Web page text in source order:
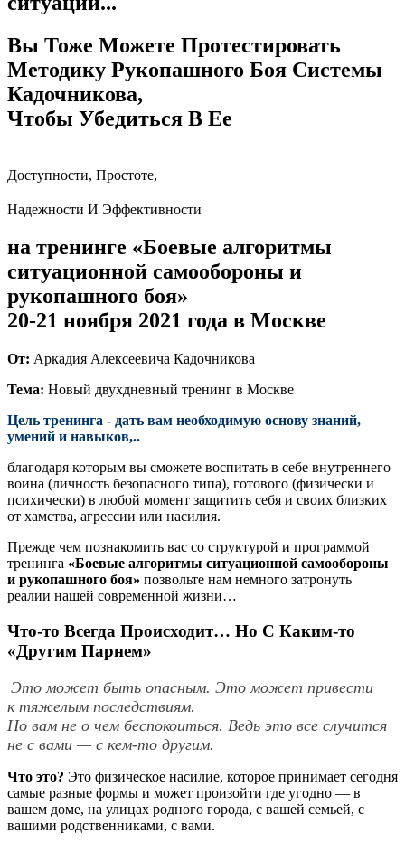
Вы Тоже Можете Протестировать
Методику Рукопашного Боя Системы
Кадочникова,
Чтобы Убедиться В Ее
Доступности, Простоте,
Надежности И Эффективности
на тренинге «Боевые алгоритмы
ситуационной самообороны и
рукопашного боя»
20-21 ноября 2021 года в Москве
От: Аркадия Алексеевича Кадочникова
Тема: Новый двухдневный тренинг в Москве
Цель тренинга - дать вам необходимую основу знаний,
умений и навыков,..
благодаря которым вы сможете воспитать в себе внутреннего
воина (личность безопасного типа), готового (физически и
психически) в любой момент защитить себя и своих близких
от хамства, агрессии или насилия.
Прежде чем познакомить вас со структурой и программой
тренинга «Боевые алгоритмы ситуационной самообороны
и рукопашного боя» позвольте нам немного затронуть
реалии нашей современной жизни…
Что-то Всегда Происходит… Но С Каким-то
«Другим Парнем»
Это может быть опасным. Это может привести
к тяжелым последствиям.
Но вам не о чем беспокоиться. Ведь это все случится
не с вами — с кем-то другим.
Что это? Это физическое насилие, которое принимает сегодня
самые разные формы и может произойти где угодно — в
вашем доме, на улицах родного города, с вашей семьей, с
вашими родственниками, с вами.